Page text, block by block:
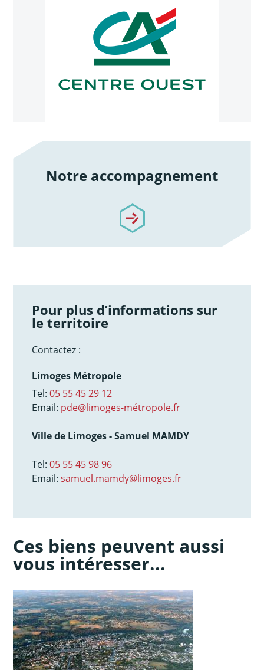
Notre accompagnement
/notre-accompagnement
Pour plus d’informations sur
le territoire
Contactez :
Limoges Métropole
Tel:05 55 45 29 12
Email: pde@limoges-métropole.fr
Ville de Limoges - Samuel MAMDY
Tel:05 55 45 98 96
Email:samuel.mamdy@limoges.fr
Ces biens peuvent aussi
vous intéresser...